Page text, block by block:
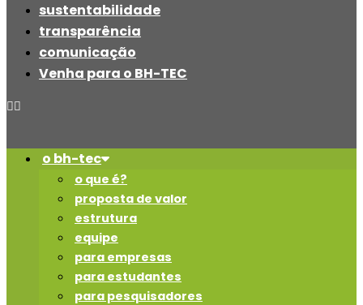
sustentabilidade
transparência
comunicação
Venha para o BH-TEC
o bh-tec
o que é?
proposta de valor
estrutura
equipe
para empresas
para estudantes
para pesquisadores